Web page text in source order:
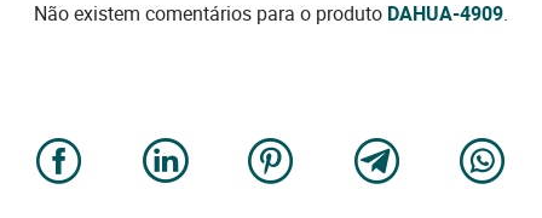
Não existem comentários para o produto DAHUA-4909.